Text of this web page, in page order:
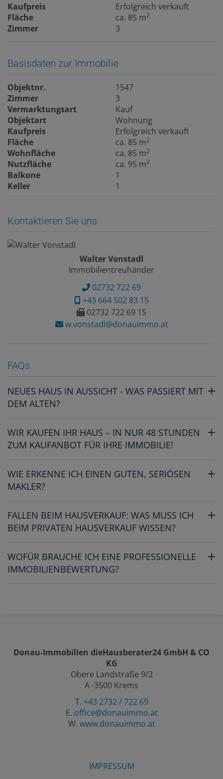
Kaufpreis
Erfolgreich verkauft
Fläche
ca. 85 m2
Zimmer 3
Basisdaten zur Immobilie
Objektnr.
1547
Zimmer
3
Vermarktungsart
Kauf
Objektart
Wohnung
Kaufpreis
Erfolgreich verkauft
Fläche
ca. 85 m2
Wohnfläche ca. 85 m2
Nutzfläche ca. 95 m2
Balkone
1
Keller
1
Kontaktieren Sie uns
Walter Vonstadl
Immobilientreuhänder
02732 722 69
+43 664 502 83 15
02732 722 69 15
w.vonstadl@donauimmo.at
FAQs
NEUES HAUS IN AUSSICHT - WAS PASSIERT MIT
DEM ALTEN?
WIR KAUFEN IHR HAUS – IN NUR 48 STUNDEN
ZUM KAUFANBOT FÜR IHRE IMMOBILIE!
WIE ERKENNE ICH EINEN GUTEN, SERIÖSEN
MAKLER?
FALLEN BEIM HAUSVERKAUF: WAS MUSS ICH
BEIM PRIVATEN HAUSVERKAUF WISSEN?
WOFÜR BRAUCHE ICH EINE PROFESSIONELLE
IMMOBILIENBEWERTUNG?
Donau-Immobilien dieHausberater24 GmbH & CO
KG
Obere Landstraße 9/2
A -3500 Krems
T. +43 2732 / 722 69
E. office@donauimmo.at
W. www.donauimmo.at
IMPRESSUM